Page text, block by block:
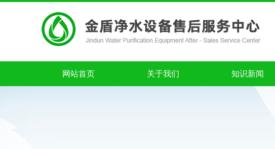
网站首页
网站首页
关于我们 知识新闻